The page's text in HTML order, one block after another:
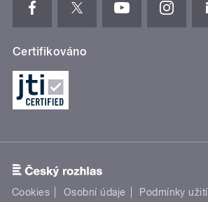
Certifikováno
Cookies Osobní údaje Podmínky užití